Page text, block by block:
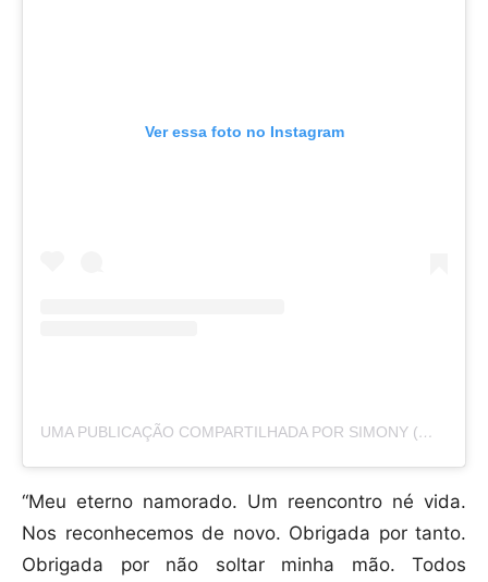
Ver essa foto no Instagram
UMA PUBLICAÇÃO COMPARTILHADA POR SIMONY (@SIMONYCANTORA)
“Meu eterno namorado. Um reencontro né vida.
Nos reconhecemos de novo. Obrigada por tanto.
Obrigada por não soltar minha mão. Todos